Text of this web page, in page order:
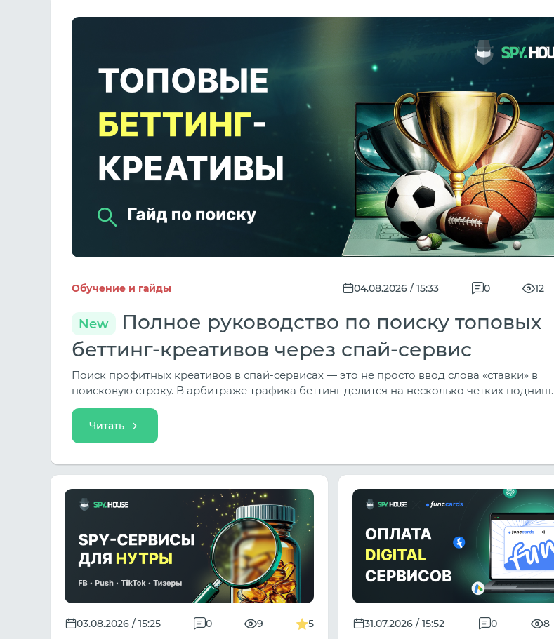
Обучение и гайды 04.08.2026 / 15:33 0 12
New
Полное руководство по поиску топовых
беттинг-креативов через спай-сервис
Поиск профитных креативов в спай-сервисах — это не просто ввод слова «ставки» в
поисковую строку. В арбитраже трафика беттинг делится на несколько четких подниш
(Классический спорт, Киберспорт/Esports, Капперские подходы/Прогнозы, Событийный
трафик под турниры), а подходы кардинально различаются в зависимости от источника
трафика.
Читать
03.08.2026 / 15:25 0 9 5 31.07.2026 / 15:52 0 8